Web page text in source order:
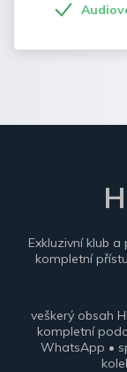
Exkluzivní klub
kompletní
veškerý obsah
kompletní
WhatsApp •